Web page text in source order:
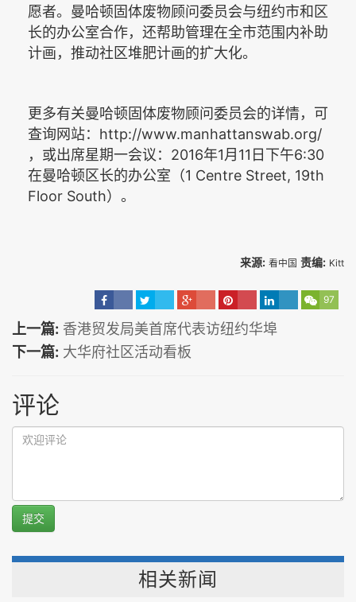
愿者。曼哈顿固体废物顾问委员会与纽约市和区
长的办公室合作，还帮助管理在全市范围内补助
计画 ，推动社区堆肥计画的扩大化。
更多有关曼哈顿固体废物顾问委员会的详情，可
查询网站： http://www.manhattanswab.org/
，或出席星期一会议： 2016年1月 11 日下午6:30
在曼哈顿区长的办公室（1 Centre Street, 19th
Floor South）。
来源: 看中国 责编: Kitt
97
上一篇: 香港贸发局美首席代表访纽约华埠
下一篇: 大华府社区活动看板
评论
提交
相关新闻